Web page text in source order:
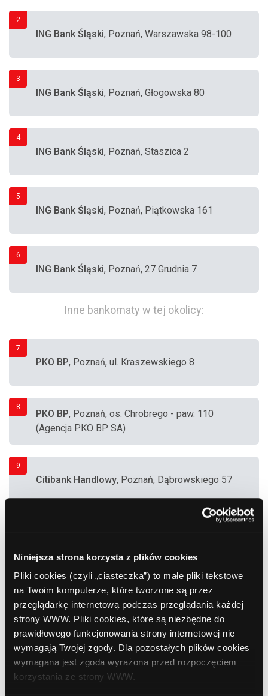
Niniejsza strona korzysta z plików cookies
Pliki cookies (czyli „ciasteczka”) to małe pliki tekstowe
na Twoim komputerze, które tworzone są przez
przeglądarkę internetową podczas przeglądania każdej
strony WWW. Pliki cookies, które są niezbędne do
prawidłowego funkcjonowania strony internetowej nie
wymagają Twojej zgody. Dla pozostałych plików cookies
wymagana jest zgoda wyrażona przed rozpoczęciem
korzystania ze strony WWW.
2
ING Bank Śląski, Poznań, Warszawska 98-100
3
ING Bank Śląski, Poznań, Głogowska 80
4
ING Bank Śląski, Poznań, Staszica 2
5
ING Bank Śląski, Poznań, Piątkowska 161
6
ING Bank Śląski, Poznań, 27 Grudnia 7
Inne bankomaty w tej okolicy:
7
PKO BP, Poznań, ul. Kraszewskiego 8
8
PKO BP, Poznań, os. Chrobrego - paw. 110
(Agencja PKO BP SA)
9
Citibank Handlowy, Poznań, Dąbrowskiego 57
Euro Bank SA, Poznań, Św. Marcin 19
Polbank EFG , Poznań, Półwiejska 5